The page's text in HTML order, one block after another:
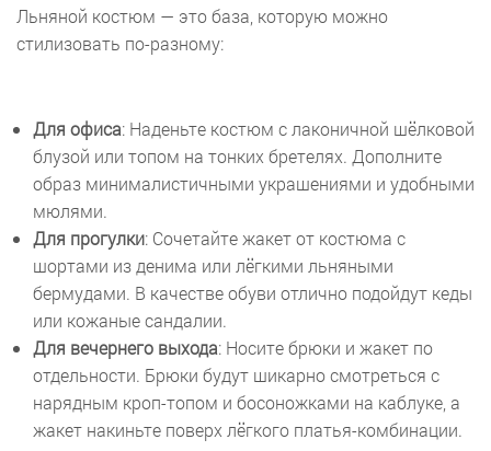
Льняной костюм — это база, которую можно
стилизовать по-разному:
Для офиса: Наденьте костюм с лаконичной шёлковой
блузой или топом на тонких бретелях. Дополните
образ минималистичными украшениями и удобными
мюлями.
Для прогулки: Сочетайте жакет от костюма с
шортами из денима или лёгкими льняными
бермудами. В качестве обуви отлично подойдут кеды
или кожаные сандалии.
Для вечернего выхода: Носите брюки и жакет по
отдельности. Брюки будут шикарно смотреться с
нарядным кроп-топом и босоножками на каблуке, а
жакет накиньте поверх лёгкого платья-комбинации.